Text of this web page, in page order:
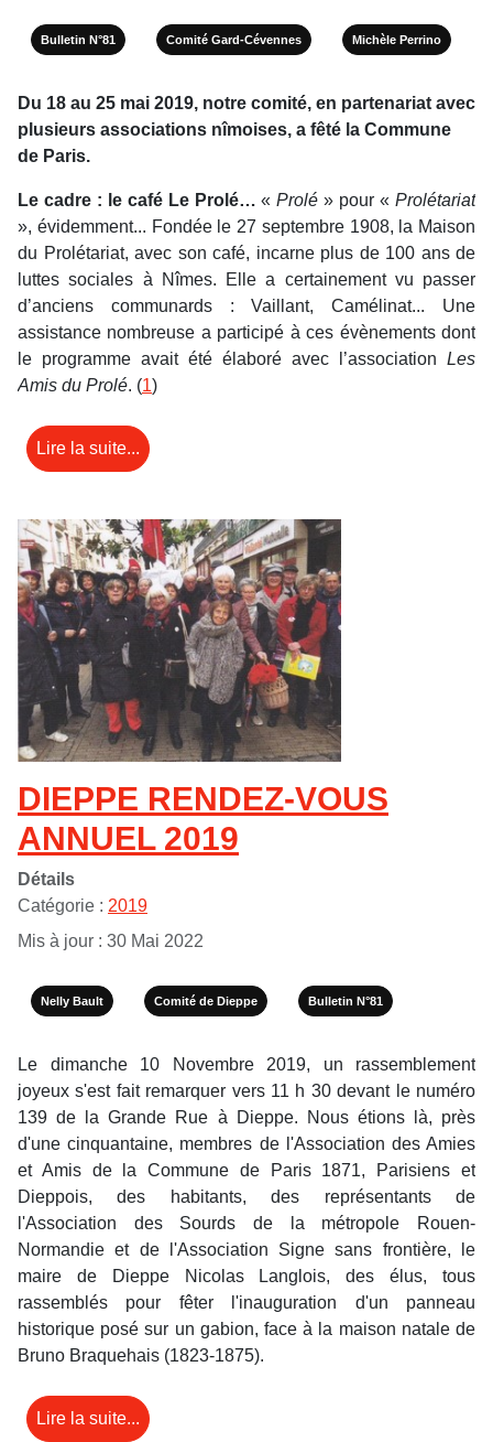
Bulletin N°81 Comité Gard-Cévennes Michèle Perrino
Du 18 au 25 mai 2019, notre comité, en partenariat avec
plusieurs associations nîmoises, a fêté la Commune
de Paris.
Le cadre : le café Le Prolé… «Prolé » pour «Prolétariat
», évidemment... Fondée le 27 septembre 1908, la Maison
du Prolétariat, avec son café, incarne plus de 100 ans de
luttes sociales à Nîmes. Elle a certainement vu passer
d’anciens communards : Vaillant, Camélinat... Une
assistance nombreuse a participé à ces évènements dont
le programme avait été élaboré avec l’association Les
Amis du Prolé. (1)
Lire la suite...
DIEPPE RENDEZ-VOUS
ANNUEL 2019
Détails
Catégorie : 2019
Mis à jour : 30 Mai 2022
Nelly Bault Comité de Dieppe Bulletin N°81
Le dimanche 10 Novembre 2019, un rassemblement
joyeux s'est fait remarquer vers 11 h 30 devant le numéro
139 de la Grande Rue à Dieppe. Nous étions là, près
d'une cinquantaine, membres de l'Association des Amies
et Amis de la Commune de Paris 1871, Parisiens et
Dieppois, des habitants, des représentants de
l'Association des Sourds de la métropole Rouen-
Normandie et de l'Association Signe sans frontière, le
maire de Dieppe Nicolas Langlois, des élus, tous
rassemblés pour fêter l'inauguration d'un panneau
historique posé sur un gabion, face à la maison natale de
Bruno Braquehais (1823-1875).
Lire la suite...